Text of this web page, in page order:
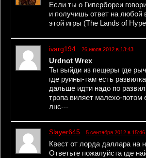
Если ты о Гипербореи
и получишь ответ на любой
этой игры (The Lands of
ivarg194 26 июля 2012 в 13:43
Urdnot Wreх
Ты выйди из пещеры где
где руины-там есть
дальше идти надо по
тропа виляет малехо-
лнс---
Slayer645 5 сентября 2012 в 15:46
Квест от лорда даллара на
Ответьте пожалуйста где